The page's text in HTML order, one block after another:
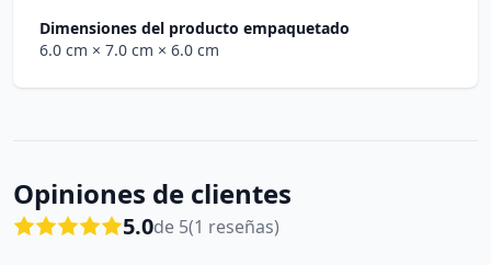
Dimensiones del producto empaquetado
6.0 cm × 7.0 cm × 6.0 cm
Opiniones de clientes
5.0de 5(1 reseñas)